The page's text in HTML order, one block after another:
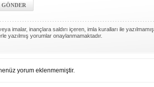
imalar, inançlara saldırı içeren, imla kuralları ile yazılmamış,
yazılmış yorumlar onaylanmamaktadır.
yorum eklenmemiştir.